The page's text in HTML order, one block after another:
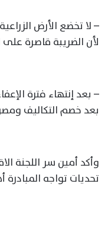
– لا تخضع الأرض
لأن الضريبة قاصرة على
– بعد إنتهاء فترة
بعد خصم التكاليف
وأكد أمين سر اللجنة
تحديات تواجه المبادرة